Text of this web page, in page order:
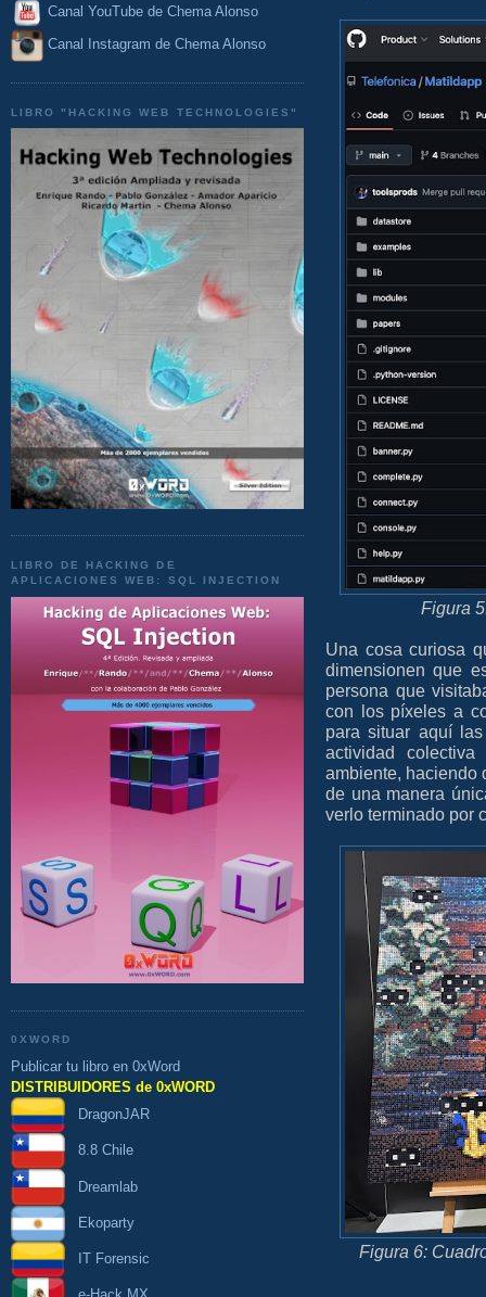
Canal YouTube de Chema Alonso
Canal Instagram de Chema Alonso
LIBRO "HACKING WEB TECHNOLOGIES"
LIBRO DE HACKING DE
APLICACIONES WEB: SQL INJECTION
0XWORD
Publicar tu libro en 0xWord
DISTRIBUIDORES de 0xWORD
DragonJAR
8.8 Chile
Dreamlab
Ekoparty
IT Forensic
Figura
Una cosa curiosa
dimensionen que
persona que
con los píxeles a
para situar aquí
actividad
ambiente, haciendo
de una manera
verlo terminado por
Figura 6: